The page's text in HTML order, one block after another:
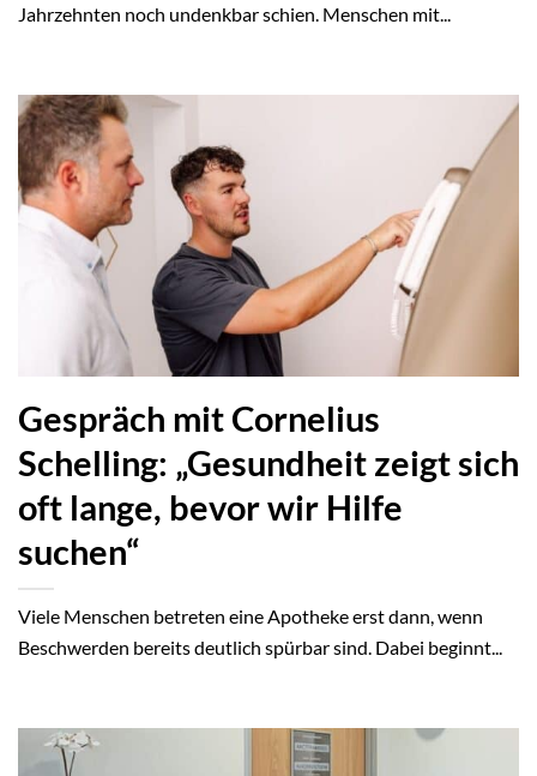
Jahrzehnten noch undenkbar schien. Menschen mit...
Gespräch mit Cornelius
Schelling: „Gesundheit zeigt sich
oft lange, bevor wir Hilfe
suchen“
Viele Menschen betreten eine Apotheke erst dann, wenn
Beschwerden bereits deutlich spürbar sind. Dabei beginnt...